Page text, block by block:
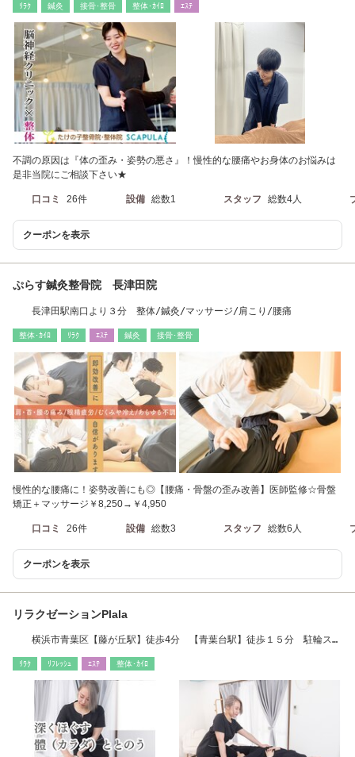
ﾘﾗｸ 鍼灸 接骨･整骨 整体･ｶｲﾛ ｴｽﾃ
不調の原因は『体の歪み・姿勢の悪さ』！慢性的な腰痛やお身体のお悩みは
是非当院にご相談下さい★
口コミ 26件 設備 総数1 スタッフ 総数4人
クーポンを表示
ぷらす鍼灸整骨院 長津田院
長津田駅南口より３分 整体/鍼灸/マッサージ/肩こり/腰痛
整体･ｶｲﾛ ﾘﾗｸ ｴｽﾃ 鍼灸 接骨･整骨
慢性的な腰痛に！姿勢改善にも◎【腰痛・骨盤の歪み改善】医師監修☆骨盤
矯正＋マッサージ￥8,250→￥4,950
口コミ 26件 設備 総数3 スタッフ 総数6人
クーポンを表示
リラクゼーションPlala
横浜市青葉区【藤が丘駅】徒歩4分 【青葉台駅】徒歩１５分 駐輪スペ
ﾘﾗｸ ﾘﾌﾚｯｼｭ ｴｽﾃ 整体･ｶｲﾛ